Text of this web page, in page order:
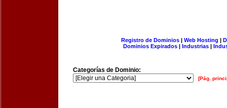
Registro de Dominios| Web Hosting |
Dominios Expirados | Industrias |
Categorías de Dominio:
[Pág.